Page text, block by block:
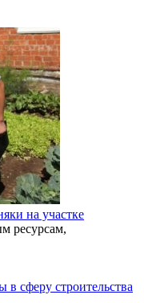
на участке
ресурсам,
в сферу строительства